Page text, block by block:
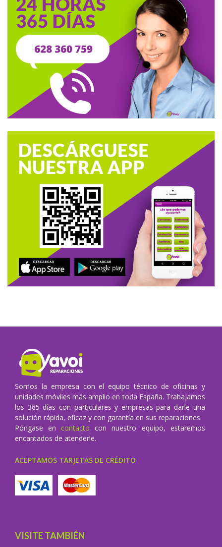
Somos la empresa con el equipo técnico de oficinas y
unidades móviles más amplio en toda España. Trabajamos
los 365 días con particulares y empresas para darle una
solución rápida, eficaz y con garantía en sus reparaciones.
Póngase en contacto con nuestro equipo, estaremos
encantados de atenderle.
ACEPTAMOS TARJETAS DE CRÉDITO
VISITE TAMBIÉN